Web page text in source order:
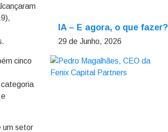
cinco
categoria
um setor
IA – E agora, o que fazer?
29 de Junho, 2026